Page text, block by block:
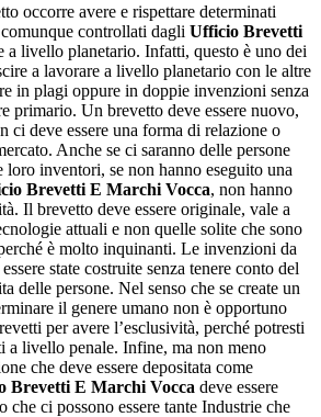
occorre avere e rispettare determinati
controllati dagli Ufficio Brevetti
a livello planetario. Infatti, questo è uno dei
a lavorare a livello planetario con le altre
in plagi oppure in doppie invenzioni senza
primario. Un brevetto deve essere nuovo,
ci deve essere una forma di relazione o
Anche se ci saranno delle persone
loro inventori, se non hanno eseguito una
Brevetti E Marchi Vocca, non hanno
Il brevetto deve essere originale, vale a
attuali e non quelle solite che sono
è molto inquinanti. Le invenzioni da
state costruite senza tenere conto del
delle persone. Nel senso che se create un
il genere umano non è opportuno
per avere l’esclusività, perché potresti
a livello penale. Infine, ma non meno
che deve essere depositata come
Brevetti E Marchi Vocca deve essere
che ci possono essere tante Industrie che